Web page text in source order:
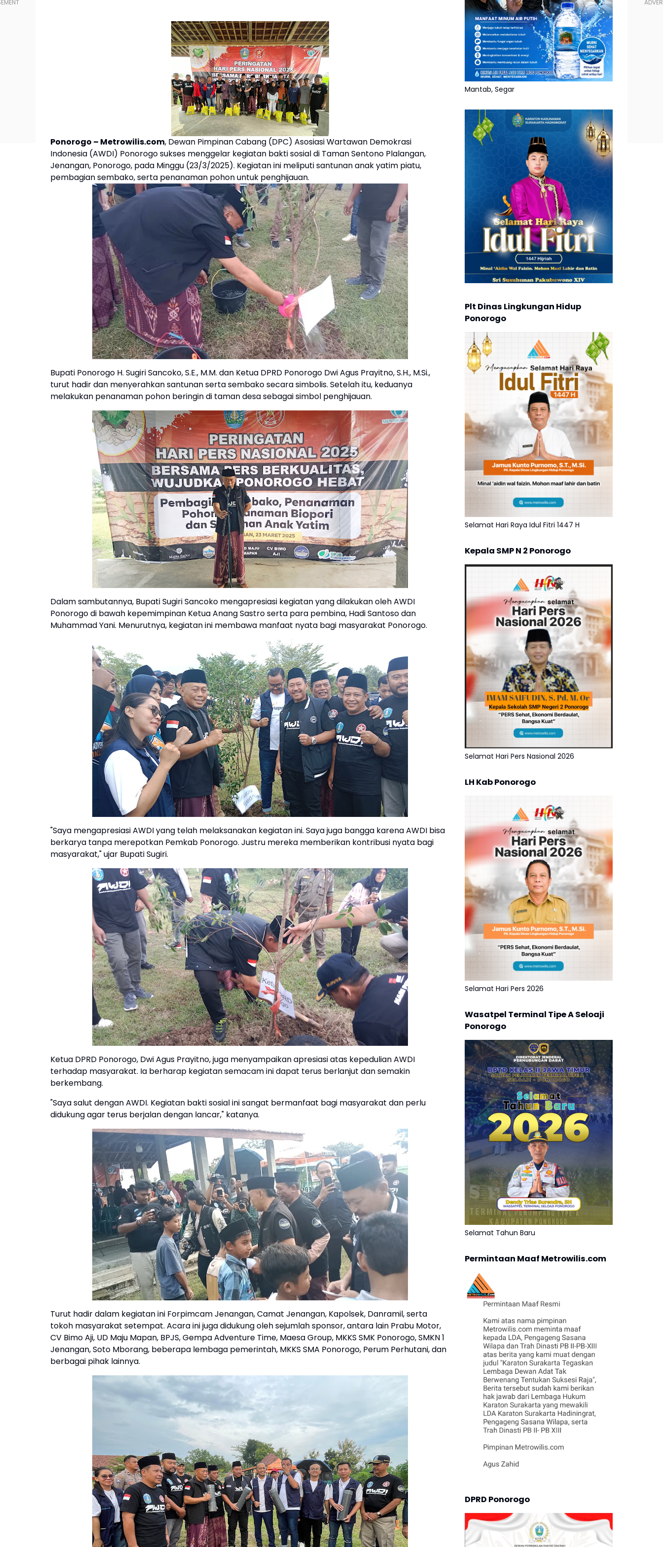
Ponorogo – Metrowilis.com, Dewan Pimpinan Cabang (DPC) Asosiasi Wartawan Demokrasi
Indonesia (AWDI) Ponorogo sukses menggelar kegiatan bakti sosial di Taman Sentono Plalangan,
Jenangan, Ponorogo, pada Minggu (23/3/2025). Kegiatan ini meliputi santunan anak yatim piatu,
pembagian sembako, serta penanaman pohon untuk penghijauan.
Bupati Ponorogo H. Sugiri Sancoko, S.E., M.M. dan Ketua DPRD Ponorogo Dwi Agus Prayitno, S.H., M.Si.,
turut hadir dan menyerahkan santunan serta sembako secara simbolis. Setelah itu, keduanya
melakukan penanaman pohon beringin di taman desa sebagai simbol penghijauan.
Dalam sambutannya, Bupati Sugiri Sancoko mengapresiasi kegiatan yang dilakukan oleh AWDI
Ponorogo di bawah kepemimpinan Ketua Anang Sastro serta para pembina, Hadi Santoso dan
Muhammad Yani. Menurutnya, kegiatan ini membawa manfaat nyata bagi masyarakat Ponorogo.
"Saya mengapresiasi AWDI yang telah melaksanakan kegiatan ini. Saya juga bangga karena AWDI bisa
berkarya tanpa merepotkan Pemkab Ponorogo. Justru mereka memberikan kontribusi nyata bagi
masyarakat," ujar Bupati Sugiri.
Ketua DPRD Ponorogo, Dwi Agus Prayitno, juga menyampaikan apresiasi atas kepedulian AWDI
terhadap masyarakat. Ia berharap kegiatan semacam ini dapat terus berlanjut dan semakin
berkembang.
"Saya salut dengan AWDI. Kegiatan bakti sosial ini sangat bermanfaat bagi masyarakat dan perlu
didukung agar terus berjalan dengan lancar," katanya.
Turut hadir dalam kegiatan ini Forpimcam Jenangan, Camat Jenangan, Kapolsek, Danramil, serta
tokoh masyarakat setempat. Acara ini juga didukung oleh sejumlah sponsor, antara lain Prabu Motor,
CV Bimo Aji, UD Maju Mapan, BPJS, Gempa Adventure Time, Maesa Group, MKKS SMK Ponorogo, SMKN 1
Jenangan, Soto Mborang, beberapa lembaga pemerintah, MKKS SMA Ponorogo, Perum Perhutani, dan
berbagai pihak lainnya.
Mantab, Segar
Plt Dinas Lingkungan Hidup
Ponorogo
Selamat Hari Raya Idul Fitri 1447 H
Kepala SMP N 2 Ponorogo
Selamat Hari Pers Nasional 2026
LH Kab Ponorogo
Selamat Hari Pers 2026
Wasatpel Terminal Tipe A Seloaji
Ponorogo
Selamat Tahun Baru
Permintaan Maaf Metrowilis.com
DPRD Ponorogo